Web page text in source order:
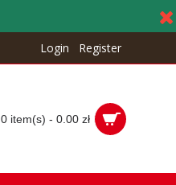
Login Register
0 item(s) - 0.00 zł